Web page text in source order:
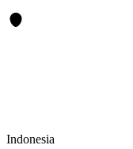
Indonesia